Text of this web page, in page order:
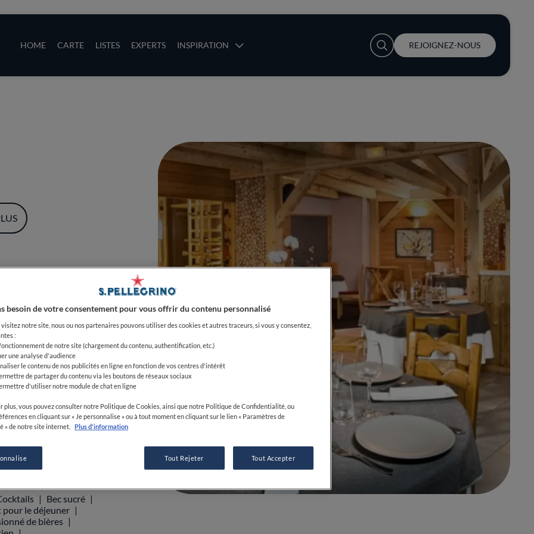
HOME CARTE LISTES EXPERTS INSPIRATION
User account menu
REJOIGNEZ-NOUS
0 0 0
21:00
79 08 80 34
AFFICHER PLUS
Bec sucré
pour le déjeuner
de bières
besoin de votre consentement pour vous offrir du contenu personnalisé
visitez notre site, nous ou nos partenaires pouvons utiliser des cookies et autres traceurs, si vous y consentez,
:
de notre site (chargement du contenu, authentification, etc.)
une analyse d'audience
le contenu de nos publicités en ligne en fonction de vos centres d'intérêt
de partager du contenu via les boutons de réseaux sociaux
d'utiliser notre module de chat en ligne
plus, vous pouvez consulter notre Politique de Cookies, ainsi que notre Politique de Confidentialité, ou
en cliquant sur « Je personnalise » ou à tout moment en cliquant sur le lien « Paramètres de
» de notre site internet.
Plus d'information
Tout Rejeter Tout Accepter